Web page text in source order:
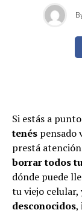
Si estás a
tenés pensado
prestá
borrar todos
dónde puede
tu viejo celular,
desconocidos,